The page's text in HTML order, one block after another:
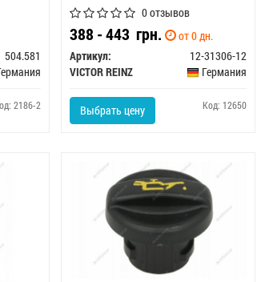
504.581
2186-2
0 отзывов
388 - 443 грн.
от 0 дн.
Артикул:
12-31306-12
VICTOR REINZ
Германия
Выбрать цену Код: 12650